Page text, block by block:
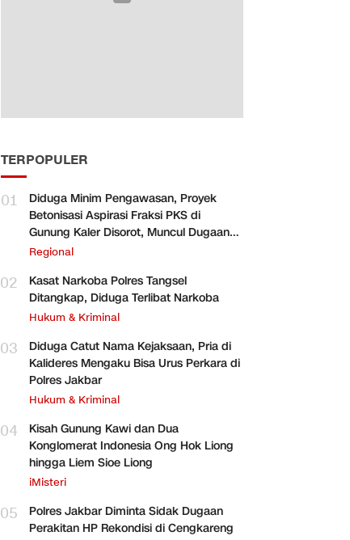
TERPOPULER
01
Diduga Minim Pengawasan, Proyek
Betonisasi Aspirasi Fraksi PKS di
Gunung Kaler Disorot, Muncul Dugaan
Pengurangan Volume
Regional
02
Kasat Narkoba Polres Tangsel
Ditangkap, Diduga Terlibat Narkoba
Hukum & Kriminal
03
Diduga Catut Nama Kejaksaan, Pria di
Kalideres Mengaku Bisa Urus Perkara di
Polres Jakbar
Hukum & Kriminal
04
Kisah Gunung Kawi dan Dua
Konglomerat Indonesia Ong Hok Liong
hingga Liem Sioe Liong
iMisteri
05
Polres Jakbar Diminta Sidak Dugaan
Perakitan HP Rekondisi di Cengkareng